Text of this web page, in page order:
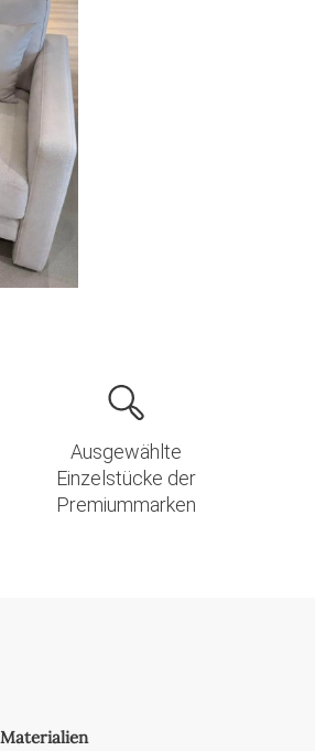
Ausgewählte
Einzelstücke der
Premiummarken
Materialien